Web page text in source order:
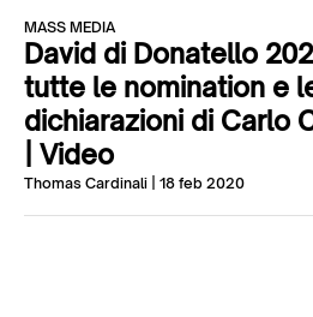
MASS MEDIA
David di Donatello
tutte le nomination e
dichiarazioni di Carlo
| Video
Thomas Cardinali | 18 feb 2020